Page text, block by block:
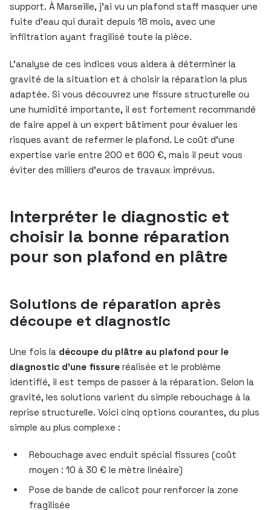
support. À Marseille, j’ai vu un plafond staff masquer une
fuite d’eau qui durait depuis 18 mois, avec une
infiltration ayant fragilisé toute la pièce.
L’analyse de ces indices vous aidera à déterminer la
gravité de la situation et à choisir la réparation la plus
adaptée. Si vous découvrez une fissure structurelle ou
une humidité importante, il est fortement recommandé
de faire appel à un expert bâtiment pour évaluer les
risques avant de refermer le plafond. Le coût d’une
expertise varie entre 200 et 600 €, mais il peut vous
éviter des milliers d’euros de travaux imprévus.
Interpréter le diagnostic et
choisir la bonne réparation
pour son plafond en plâtre
Solutions de réparation après
découpe et diagnostic
Une fois la découpe du plâtre au plafond pour le
diagnostic d’une fissure réalisée et le problème
identifié, il est temps de passer à la réparation. Selon la
gravité, les solutions varient du simple rebouchage à la
reprise structurelle. Voici cinq options courantes, du plus
simple au plus complexe :
Rebouchage avec enduit spécial fissures (coût
moyen : 10 à 30 € le mètre linéaire)
Pose de bande de calicot pour renforcer la zone
fragilisée